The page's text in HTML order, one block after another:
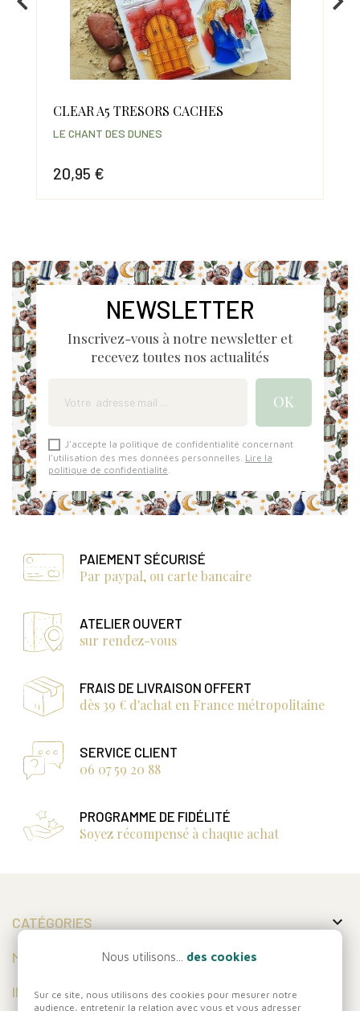
CLEAR A5 TRESORS CACHES
20,95 €
LE CHANT DES DUNES
NEWSLETTER
Inscrivez-vous à notre newsletter et
recevez toutes nos actualités
J'accepte la politique de confidentialité concernant
l'utilisation des mes données personnelles. Lire la
politique de confidentialité
PAIEMENT SÉCURISÉ
Par paypal, ou carte bancaire
ATELIER OUVERT
sur rendez-vous
FRAIS DE LIVRAISON OFFERT
dès 39 € d'achat en France métropolitaine
SERVICE CLIENT
06 07 59 20 88
PROGRAMME DE FIDÉLITÉ
Soyez récompensé à chaque achat
CATÉGORIES 
MON COMPTE
INFORMATIONS
Nous utilisons... des cookies
Sur ce site, nous utilisons des cookies pour mesurer notre
audience, entretenir la relation avec vous et vous adresser